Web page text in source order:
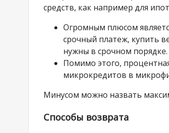
средств, как например для
Огромным плюсом
срочный платеж, купить
нужны в срочном порядке.
Помимо этого,
микрокредитов в
Минусом можно назвать
Способы возврата